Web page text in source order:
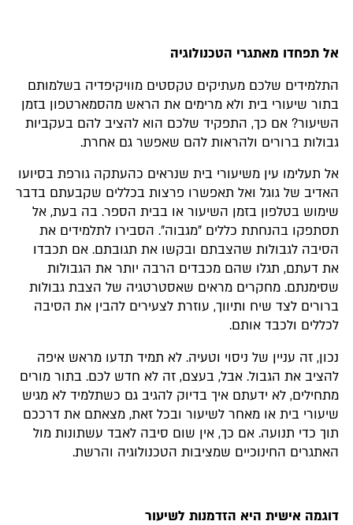
אל תפחדו מאתגרי הטכנולוגיה
התלמידים שלכם מעתיקים טקסטים מוויקיפדיה בשלמותם
בתור שיעורי בית ולא מרימים את הראש מהסמארטפון בזמן
השיעור? אם כך, התפקיד שלכם הוא להציב להם בעקביות
גבולות ברורים ולהראות להם שאפשר גם אחרת.
אל תעלימו עין משיעורי בית שנראים כהעתקה גורפת בסיועו
האדיב של גוגל ואל תאפשרו פרצות בכללים שקבעתם בדבר
שימוש בטלפון בזמן השיעור או בבית הספר. בה בעת, אל
תסתפקו בהנחתת כללים "מגבוה". הסבירו לתלמידים את
הסיבה לגבולות שהצבתם ובקשו את תגובתם. אם תכבדו
את דעתם, תגלו שהם מכבדים הרבה יותר את הגבולות
שסימנתם. מחקרים מראים שאסטרטגיה של הצבת גבולות
ברורים לצד שיח ותיווך, עוזרת לצעירים להבין את הסיבה
לכללים ולכבד אותם.
נכון, זה עניין של ניסוי וטעיה. לא תמיד תדעו מראש איפה
להציב את הגבול. אבל, בעצם, זה לא חדש לכם. בתור מורים
מתחילים, לא ידעתם איך בדיוק להגיב גם כשתלמיד לא מגיש
שיעורי בית או מאחר לשיעור ובכל זאת, מצאתם את דרככם
תוך כדי תנועה. אם כך, אין שום סיבה לאבד עשתונות מול
האתגרים החינוכיים שמציבות הטכנולוגיה והרשת.
דוגמה אישית היא הזדמנות לשיעור